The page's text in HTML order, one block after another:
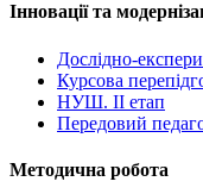
Інновації та
Дослідно-
Курсова
НУШ. ІІ етап
Передовий
Методична робота